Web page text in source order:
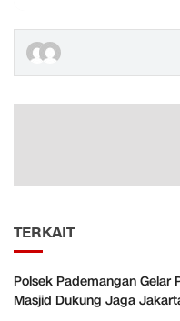
TERKAIT
Polsek Pademangan Gelar
Masjid Dukung Jaga